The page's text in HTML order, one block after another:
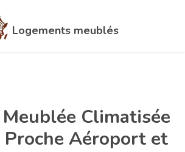
Logements meublés
Climatisée
Proche Aéroport et